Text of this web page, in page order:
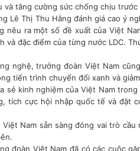
và tăng cường sức chống chịu
Lê Thị Thu Hằng đánh giá cao ý
nêu ra một số đề xuất của Việt
và đặc điểm của từng nước LDC.
nghệ, trưởng đoàn Việt Nam
tiến trình chuyển đổi xanh và
sẻ kinh nghiệm của Việt Nam
tích cực hội nhập quốc tế và đặt
Việt Nam sẵn sàng đóng vai trò
đoàn Việt Nam đã có các cuộc